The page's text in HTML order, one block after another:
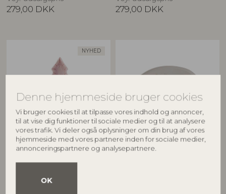
Denne hjemmeside bruger cookies
Vi bruger cookies til at tilpasse vores indhold og annoncer,
til at vise dig funktioner til sociale medier og til at analysere
vores trafik. Vi deler også oplysninger om din brug af vores
hjemmeside med vores partnere inden for sociale medier,
annonceringspartnere og analysepartnere.
OK
279,00 DKK 279,00 DKK
NYHED
BLOOMINGVILLE BLOOMINGVILLE